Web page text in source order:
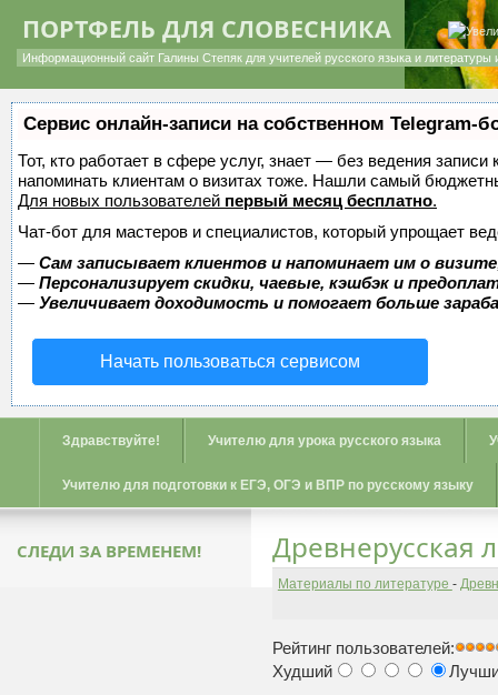
ПОРТФЕЛЬ ДЛЯ СЛОВЕСНИКА
Информационный сайт Галины Степяк для учителей русского языка и литературы
Сервис онлайн-записи на собственном Telegram-
Тот, кто работает в сфере услуг, знает — без ведения
напоминать клиентам о визитах тоже. Нашли самый
Для новых пользователей первый месяц бесплатно.
Чат-бот для мастеров и специалистов, который упрощает
— Сам записывает клиентов и напоминает им о
— Персонализирует скидки, чаевые, кэшбэк и
— Увеличивает доходимость и помогает больше
Начать пользоваться сервисом
Здравствуйте! Учителю для урока русского языка
Учителю для подготовки к ЕГЭ, ОГЭ и ВПР по русскому языку
Древнерусская
Материалы по литературе -
Рейтинг пользователей:
Худший
СЛЕДИ ЗА ВРЕМЕНЕМ!